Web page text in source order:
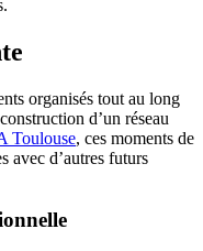
organisés tout au long
d’un réseau
Toulouse, ces moments de
avec d’autres futurs